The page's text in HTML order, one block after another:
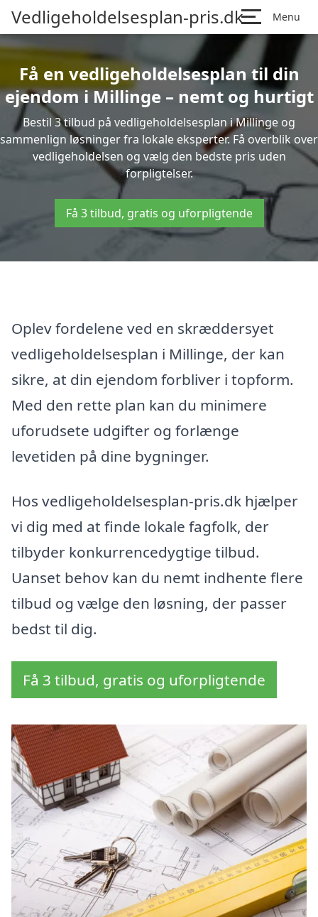
Vedligeholdelsesplan-pris.dk Menu
Få en vedligeholdelsesplan til din
ejendom i Millinge – nemt og hurtigt
Bestil 3 tilbud på vedligeholdelsesplan i Millinge og
sammenlign løsninger fra lokale eksperter. Få overblik over
vedligeholdelsen og vælg den bedste pris uden
forpligtelser.
Få 3 tilbud, gratis og uforpligtende
Oplev fordelene ved en skræddersyet
vedligeholdelsesplan i Millinge, der kan
sikre, at din ejendom forbliver i topform.
Med den rette plan kan du minimere
uforudsete udgifter og forlænge
levetiden på dine bygninger.
Hos vedligeholdelsesplan-pris.dk hjælper
vi dig med at finde lokale fagfolk, der
tilbyder konkurrencedygtige tilbud.
Uanset behov kan du nemt indhente flere
tilbud og vælge den løsning, der passer
bedst til dig.
Få 3 tilbud, gratis og uforpligtende